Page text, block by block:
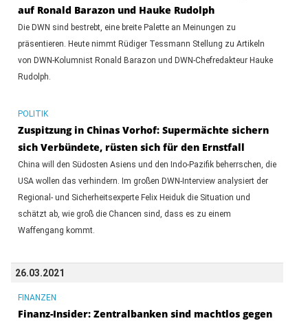
auf Ronald Barazon und Hauke Rudolph
Die DWN sind bestrebt, eine breite Palette an Meinungen zu
präsentieren. Heute nimmt Rüdiger Tessmann Stellung zu Artikeln
von DWN-Kolumnist Ronald Barazon und DWN-Chefredakteur Hauke
Rudolph.
POLITIK
Zuspitzung in Chinas Vorhof: Supermächte sichern
sich Verbündete, rüsten sich für den Ernstfall
China will den Südosten Asiens und den Indo-Pazifik beherrschen, die
USA wollen das verhindern. Im großen DWN-Interview analysiert der
Regional- und Sicherheitsexperte Felix Heiduk die Situation und
schätzt ab, wie groß die Chancen sind, dass es zu einem
Waffengang kommt.
26.03.2021
FINANZEN
Finanz-Insider: Zentralbanken sind machtlos gegen